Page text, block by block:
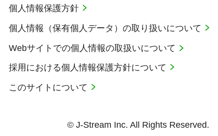
個人情報保護方針
個人情報（保有個人データ）の取り扱いについて
Webサイトでの個人情報の取扱いについて
採用における個人情報保護方針について
このサイトについて
© J-Stream Inc. All Rights Reserved.